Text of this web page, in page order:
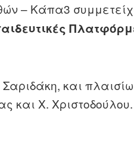
– Κάπα3
και
και Χ. Χριστοδούλου.